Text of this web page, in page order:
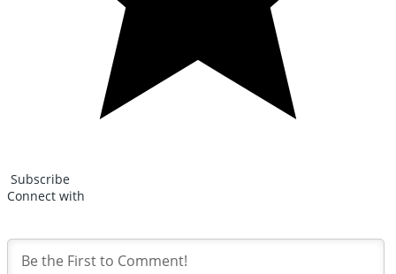
Subscribe
Connect with